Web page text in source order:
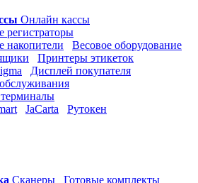
Онлайн кассы
регистраторы
накопители
Весовое оборудование
Принтеры этикеток
Дисплей покупателя
JaCarta Рутокен
Сканеры
Готовые комплекты